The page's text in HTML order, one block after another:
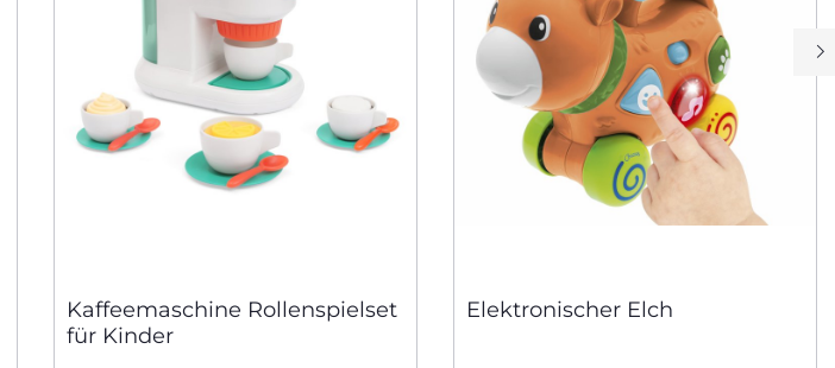
Kaffeemaschine Rollenspielset
für Kinder
Elektronischer Elch